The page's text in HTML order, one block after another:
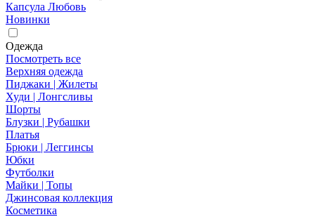
Капсула Любовь
Новинки
Одежда
Посмотреть все
Верхняя одежда
Пиджаки | Жилеты
Худи | Лонгсливы
Шорты
Блузки | Рубашки
Платья
Брюки | Леггинсы
Юбки
Футболки
Майки | Топы
Джинсовая коллекция
Косметика